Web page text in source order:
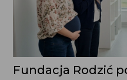
Fundacja Rodzić